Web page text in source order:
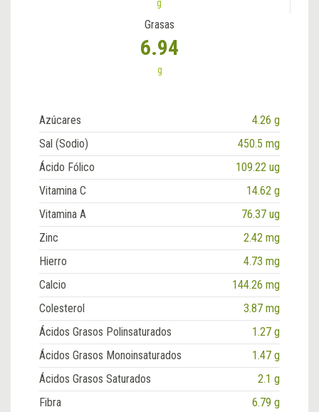
g
Grasas
6.94
g
Azúcares
4.26 g
Sal (Sodio)
450.5 mg
Ácido Fólico
109.22 ug
Vitamina C
14.62 g
Vitamina A
76.37 ug
Zinc
2.42 mg
Hierro
4.73 mg
Calcio
144.26 mg
Colesterol
3.87 mg
Ácidos Grasos Polinsaturados
1.27 g
Ácidos Grasos Monoinsaturados
1.47 g
Ácidos Grasos Saturados
2.1 g
Fibra
6.79 g